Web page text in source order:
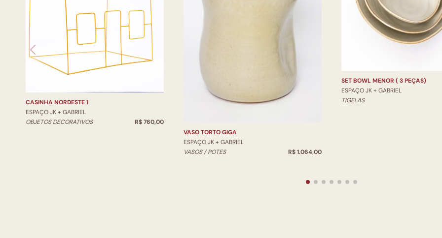
CASINHA NORDESTE 1
ESPAÇO JK + GABRIEL
OBJETOS DECORATIVOS
R$ 760,00
VASO TORTO GIGA
ESPAÇO JK + GABRIEL
VASOS / POTES
R$ 1.064,00
SET BOWL MENOR ( 3 PEÇAS)
ESPAÇO JK + GABRIEL
TIGELAS